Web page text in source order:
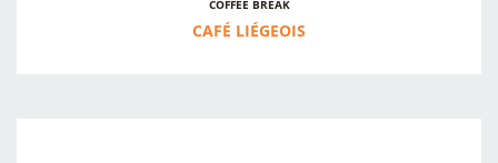
COFFEE BREAK
CAFÉ LIÉGEOIS